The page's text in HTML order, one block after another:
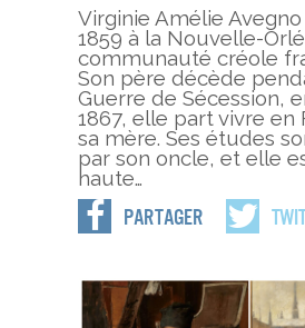
Virginie Amélie
1859 à la Nouvelle-
communauté créole
Son père décède
Guerre de Sécession,
1867, elle part vivre en
sa mère. Ses études
par son oncle, et elle
haute…
Partager